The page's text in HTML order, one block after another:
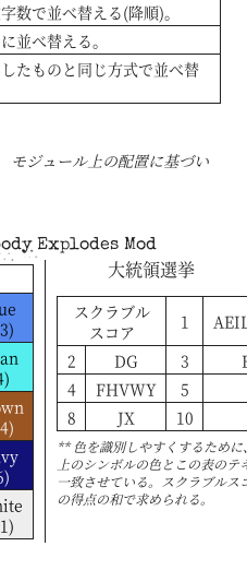
数で並べ替える(降順)。
並べ替える。
たものと同じ方式で並べ替
モジュール上の配置に基づい
Explodes Mod
大統領選挙
スクラブル
スコア
1
2
DG 3
4
FHVWY
5
8
JX 10
** 色を識別しやすくするために
上のシンボルの色とこの表のテ
一致させている。スクラブルス
の得点の和で求められる。